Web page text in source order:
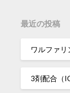
最近の投稿
ワルファリ
3剤配合（